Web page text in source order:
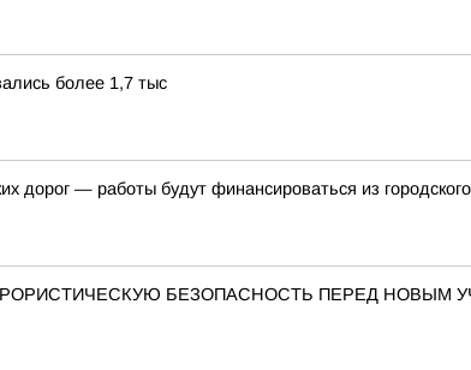
более 1,7 тыс
дорог — работы будут финансироваться из
БЕЗОПАСНОСТЬ ПЕРЕД НОВЫМ